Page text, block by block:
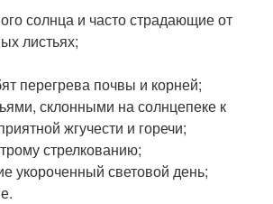
солнца и часто страдающие от
листьях;
перегрева почвы и корней;
склонными на солнцепеке к
жгучести и горечи;
стрелкованию;
укороченный световой день;